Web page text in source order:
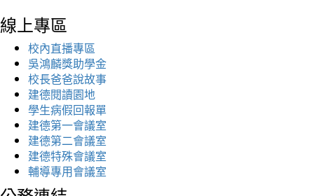
線上專區
校內直播專區
吳鴻麟獎助學金
校長爸爸說故事
建德閱讀園地
學生病假回報單
建德第一會議室
建德第二會議室
建德特殊會議室
輔導專用會議室